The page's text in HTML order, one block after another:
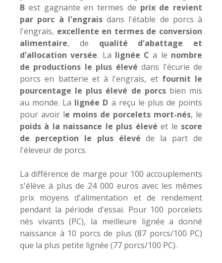
B est gagnante en termes de prix de revient
par porc à l'engraisdans l'étable de porcs à
l'engrais, excellente en termes de conversion
alimentaire, de qualité d'abattage et
d'allocation versée. La lignée C a le nombre
de productions le plus élevédans l'écurie de
porcs en batterie et à l'engrais, et fournit le
pourcentage le plus élevé de porcs bien mis
au monde. La lignée D a reçu le plus de points
pour avoir le moins de porcelets mort-nés, le
poids à la naissance le plus élevé et le score
de perception le plus élevé de la part de
l'éleveur de porcs.
La différence de marge pour 100 accouplements
s'élève à plus de 24 000 euros avec les mêmes
prix moyens d'alimentation et de rendement
pendant la période d'essai. Pour 100 porcelets
nés vivants (PC), la meilleure lignée a donné
naissance à 10 porcs de plus (87 porcs/100 PC)
que la plus petite lignée (77 porcs/100 PC).